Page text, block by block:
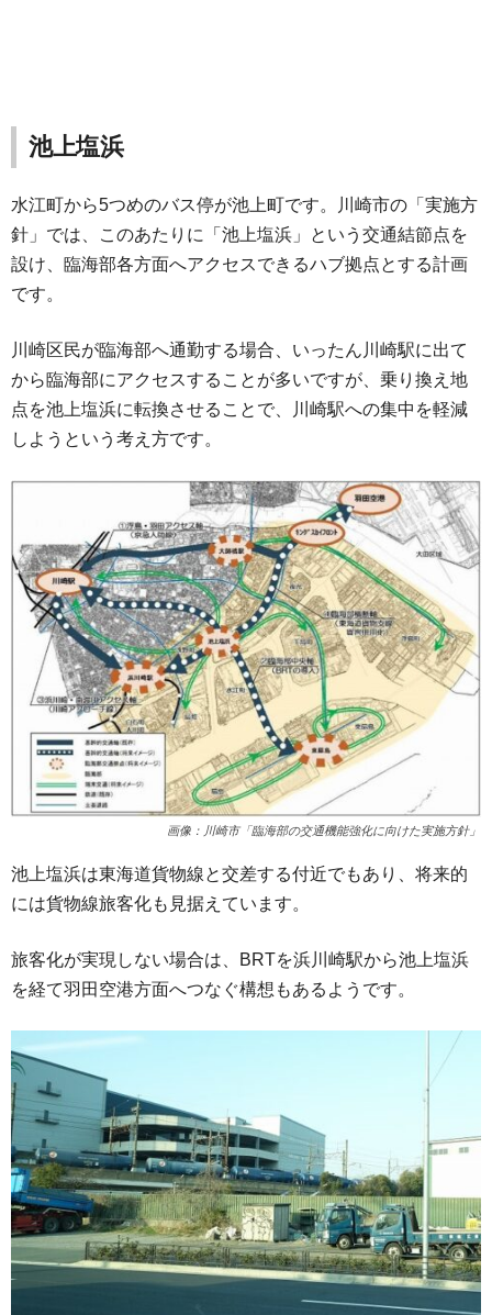
池上塩浜
水江町から5つめのバス停が池上町です。川崎市の「実施方
針」では、このあたりに「池上塩浜」という交通結節点を
設け、臨海部各方面へアクセスできるハブ拠点とする計画
です。
川崎区民が臨海部へ通勤する場合、いったん川崎駅に出て
から臨海部にアクセスすることが多いですが、乗り換え地
点を池上塩浜に転換させることで、川崎駅への集中を軽減
しようという考え方です。
画像：川崎市「臨海部の交通機能強化に向けた実施方針」
池上塩浜は東海道貨物線と交差する付近でもあり、将来的
には貨物線旅客化も見据えています。
旅客化が実現しない場合は、BRTを浜川崎駅から池上塩浜
を経て羽田空港方面へつなぐ構想もあるようです。